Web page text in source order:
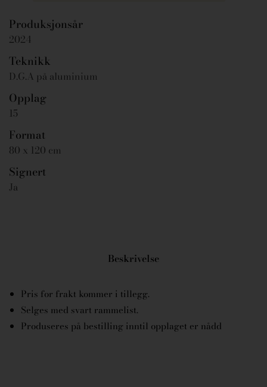
Produksjonsår
2024
Teknikk
D.G.A på aluminium
Opplag
15
Format
80 x 120 cm
Signert
Ja
Beskrivelse
Pris for frakt kommer i tillegg.
Selges med svart rammelist.
Produseres på bestilling inntil opplaget er nådd